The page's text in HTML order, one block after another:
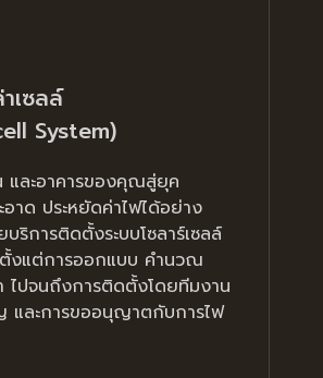
เซลล์
System)
และอาคารของคุณสู่ยุค
าด ประหยัดค่าไฟได้อย่าง
ริการติดตั้งระบบโซลาร์เซลล์
งแต่การออกแบบ คำนวณ
ไปจนถึงการติดตั้งโดยทีมงาน
และการขออนุญาตกับการไฟ